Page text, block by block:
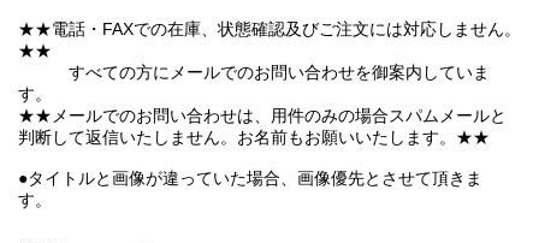
★★電話・FAXでの在庫、状態確認及びご注文には対応しません。
★★
すべての方にメールでのお問い合わせを御案内していま
す。
★★メールでのお問い合わせは、用件のみの場合スパムメールと
判断して返信いたしません。お名前もお願いいたします。★★
●タイトルと画像が違っていた場合、画像優先とさせて頂きま
す。